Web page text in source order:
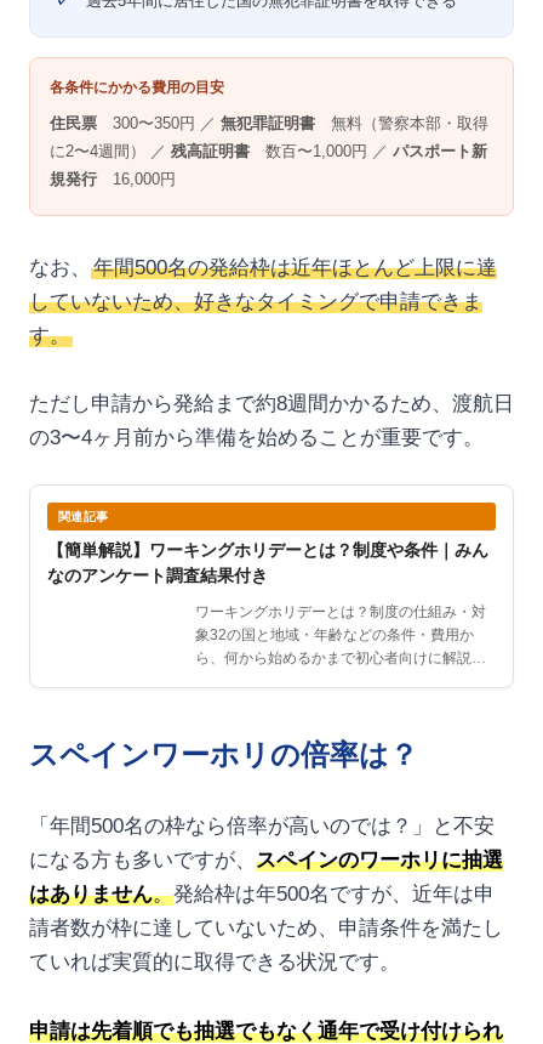
各条件にかかる費用の目安
住民票300〜350円 ／ 無犯罪証明書無料（警察本部・取得
に2〜4週間） ／ 残高証明書数百〜1,000円 ／ パスポート新
規発行16,000円
なお、
年間500名の発給枠は近年ほとんど上限に達
していないため、好きなタイミングで申請できま
す。
ただし申請から発給まで約8週間かかるため、渡航日
の3〜4ヶ月前から準備を始めることが重要です。
関連記事
【簡単解説】ワーキングホリデーとは？制度や条件｜みん
なのアンケート調査結果付き
ワーキングホリデーとは？制度の仕組み・対
象32の国と地域・年齢などの条件・費用か
ら、何から始めるかまで初心者向けに解説。
スペインワーホリの倍率は？
「年間500名の枠なら倍率が高いのでは？」と不安
になる方も多いですが、 スペインのワーホリに抽選
はありません。発給枠は年500名ですが、近年は申
請者数が枠に達していないため、申請条件を満たし
ていれば実質的に取得できる状況です。
申請は先着順でも抽選でもなく通年で受け付けられ